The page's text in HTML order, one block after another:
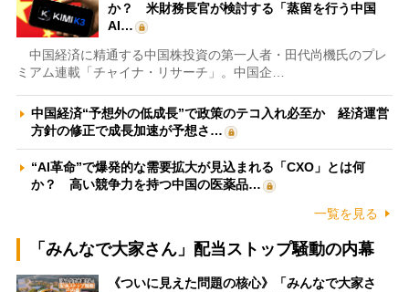
か？ 米財務長官が検討する「蒸留を行う中国
AI…
中国経済に精通する中国株投資の第一人者・田代尚機氏のプレ
ミアム連載「チャイナ・リサーチ」。中国企…
中国経済“予想外の低成長”で政策のテコ入れ必至か 経済運営
方針の修正で成長加速が予想さ…
“AI革命”で爆発的な需要拡大が見込まれる「CXO」とは何
か？ 高い競争力を持つ中国の医薬品…
一覧を見る
「みんなで大家さん」配当ストップ騒動の内幕
《ついに見えた問題の核心》「みんなで大家さ